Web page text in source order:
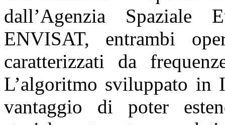
dall’Agenzia Spaziale
ENVISAT, entrambi
caratterizzati da
L’algoritmo sviluppato
vantaggio di poter